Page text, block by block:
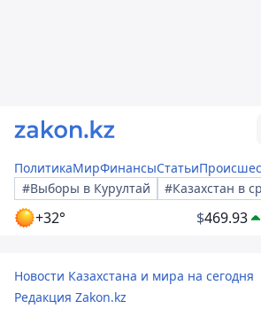
ПолитикаМирФинансыСтатьи
#Выборы в Курултай
#Казахстан в
+32° $469.93
Новости Казахстана и мира на сегодня
Редакция Zakon.kz